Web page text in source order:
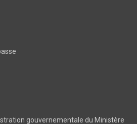
gouvernementale du Ministère